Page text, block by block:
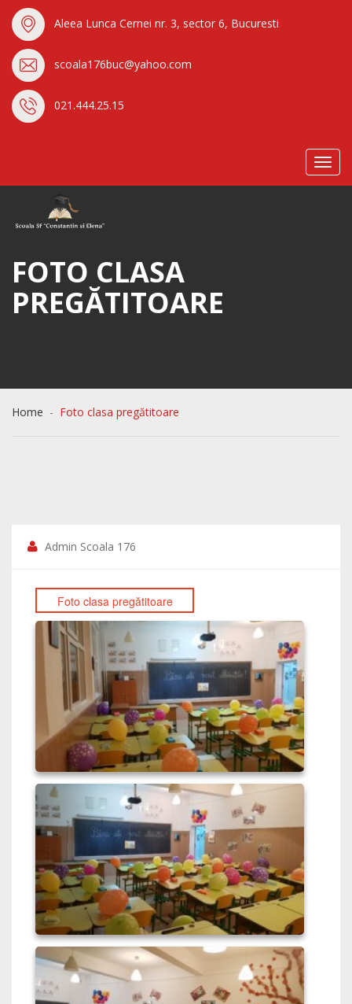
Aleea Lunca Cernei nr. 3, sector 6, Bucuresti
scoala176buc@yahoo.com
021.444.25.15
FOTO CLASA
PREGĂTITOARE
Home Foto clasa pregătitoare
Admin Scoala 176
Foto clasa pregătitoare